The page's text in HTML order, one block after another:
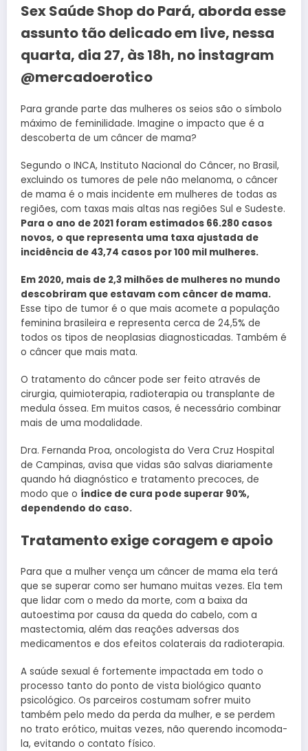
Sex Saúde Shop do Pará, aborda esse
assunto tão delicado em live, nessa
quarta, dia 27, às 18h, no instagram
@mercadoerotico
Para grande parte das mulheres os seios são o símbolo
máximo de feminilidade. Imagine o impacto que é a
descoberta de um câncer de mama?
Segundo o INCA, Instituto Nacional do Câncer, no Brasil,
excluindo os tumores de pele não melanoma, o câncer
de mama é o mais incidente em mulheres de todas as
regiões, com taxas mais altas nas regiões Sul e Sudeste.
Para o ano de 2021 foram estimados 66.280 casos
novos, o que representa uma taxa ajustada de
incidência de 43,74 casos por 100 mil mulheres.
Em 2020, mais de 2,3 milhões de mulheres no mundo
descobriram que estavam com câncer de mama.
Esse tipo de tumor é o que mais acomete a população
feminina brasileira e representa cerca de 24,5% de
todos os tipos de neoplasias diagnosticadas. Também é
o câncer que mais mata.
O tratamento do câncer pode ser feito através de
cirurgia, quimioterapia, radioterapia ou transplante de
medula óssea. Em muitos casos, é necessário combinar
mais de uma modalidade.
Dra. Fernanda Proa, oncologista do Vera Cruz Hospital
de Campinas, avisa que vidas são salvas diariamente
quando há diagnóstico e tratamento precoces, de
modo que o índice de cura pode superar 90%,
dependendo do caso.
Tratamento exige coragem e apoio
Para que a mulher vença um câncer de mama ela terá
que se superar como ser humano muitas vezes. Ela tem
que lidar com o medo da morte, com a baixa da
autoestima por causa da queda do cabelo, com a
mastectomia, além das reações adversas dos
medicamentos e dos efeitos colaterais da radioterapia.
A saúde sexual é fortemente impactada em todo o
processo tanto do ponto de vista biológico quanto
psicológico. Os parceiros costumam sofrer muito
também pelo medo da perda da mulher, e se perdem
no trato erótico, muitas vezes, não querendo incomoda-
la, evitando o contato físico.